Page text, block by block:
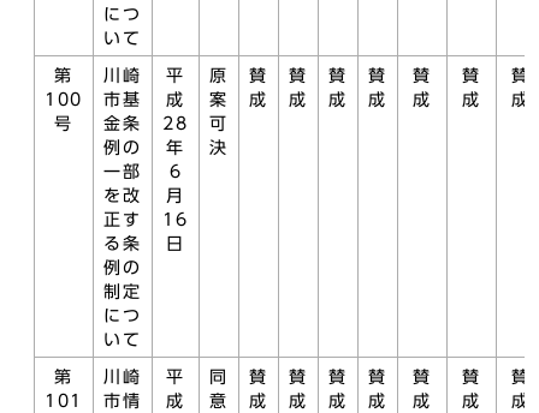
につ
いて
第
100
号
川崎
市基
金条
例の
一部
を改
正す
る条
例の
制定
につ
いて
平
成
28
年
6
月
16
日
原
案
可
決
賛
成
賛
成
賛
成
賛
成
賛
成
賛
成
賛
成
第
101
川崎
市情
平
成
同
意
賛
成
賛
成
賛
成
賛
成
賛
成
賛
成
賛
成